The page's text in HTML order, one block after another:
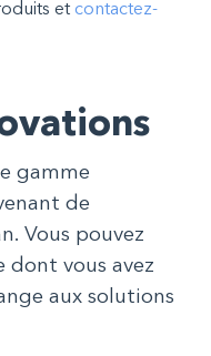
et contactez-
gamme
de
Vous pouvez
dont vous avez
aux solutions